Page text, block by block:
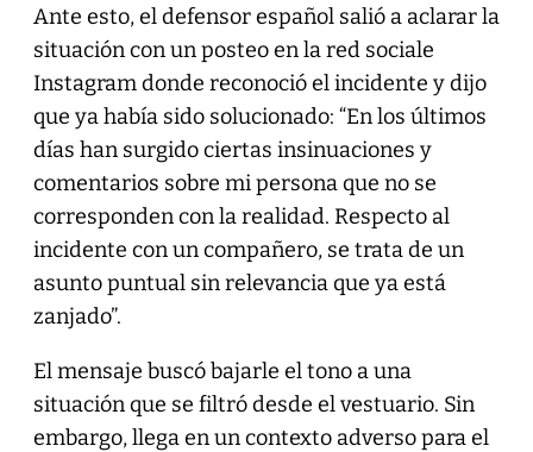
Ante esto, el defensor español salió a aclarar la
situación con un posteo en la red sociale
Instagram donde reconoció el incidente y dijo
que ya había sido solucionado: “En los últimos
días han surgido ciertas insinuaciones y
comentarios sobre mi persona que no se
corresponden con la realidad. Respecto al
incidente con un compañero, se trata de un
asunto puntual sin relevancia que ya está
zanjado”.
El mensaje buscó bajarle el tono a una
situación que se filtró desde el vestuario. Sin
embargo, llega en un contexto adverso para el